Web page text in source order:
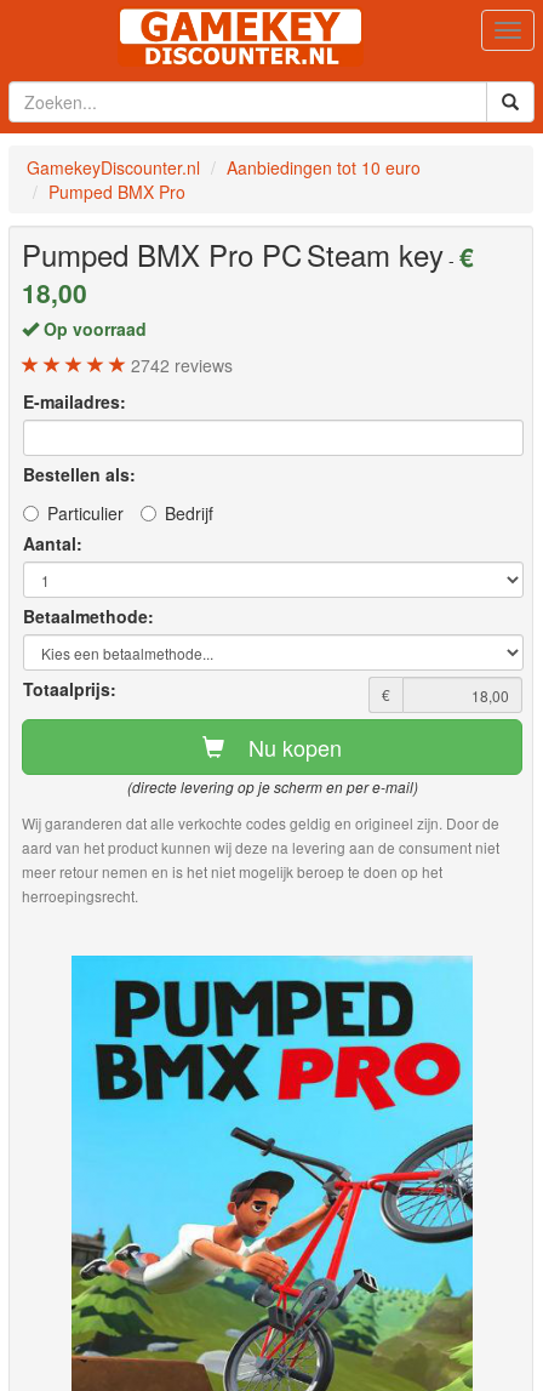
GamekeyDiscounter.nl
Aanbiedingen tot 10 euro
Pumped BMX Pro
Pumped BMX Pro PCSteam key - €
18,00
Op voorraad
2742 reviews
E-mailadres:
Bestellen als:
Particulier
Bedrijf
Aantal:
Betaalmethode:
Totaalprijs: €
Nu kopen
(directe levering op je scherm en per e-mail)
Wij garanderen dat alle verkochte codes geldig en origineel zijn. Door de
aard van het product kunnen wij deze na levering aan de consument niet
meer retour nemen en is het niet mogelijk beroep te doen op het
herroepingsrecht.